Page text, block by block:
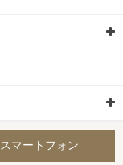
スマートフォン